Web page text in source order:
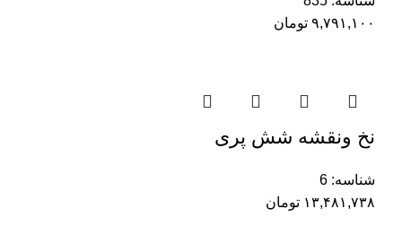
۹,۷۹۱,۱۰۰ تومان
نخ ونقشه شش پری
شناسه: 6
۱۳,۴۸۱,۷۳۸ تومان